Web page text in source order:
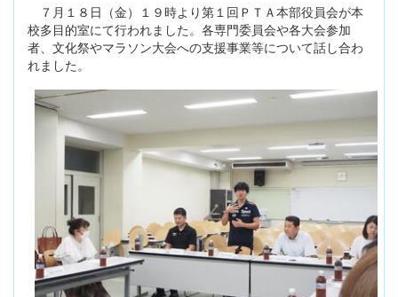
７月１８日（金）１９時より第１回ＰＴＡ本部役員会が本
校多目的室にて行われました。各専門委員会や各大会参加
者、文化祭やマラソン大会への支援事業等について話し合わ
れました。